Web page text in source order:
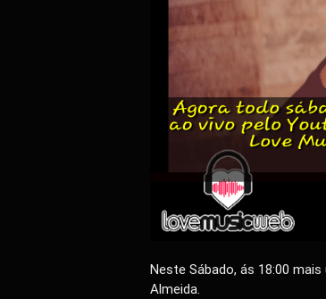
Neste Sábado, ás 18:00
Almeida.